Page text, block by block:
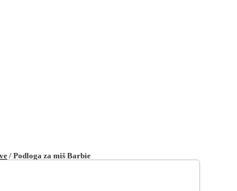
/ Podloga za miš Barbie